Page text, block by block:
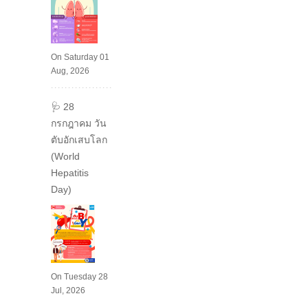
On Saturday 01
Aug, 2026
🩺 28
กรกฎาคม วัน
ตับอักเสบโลก
(World
Hepatitis
Day)
On Tuesday 28
Jul, 2026